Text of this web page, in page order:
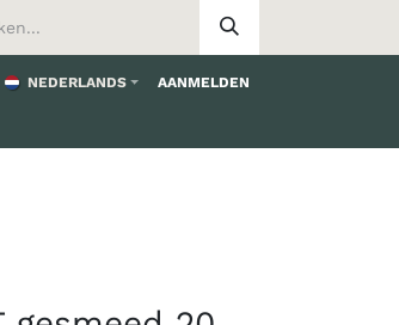
NEDERLANDS AANMELDEN